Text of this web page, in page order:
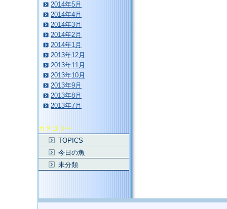
2014年5月
2014年4月
2014年3月
2014年2月
2014年1月
2013年12月
2013年11月
2013年10月
2013年9月
2013年8月
2013年7月
カテゴリー
TOPICS
今日の魚
未分類